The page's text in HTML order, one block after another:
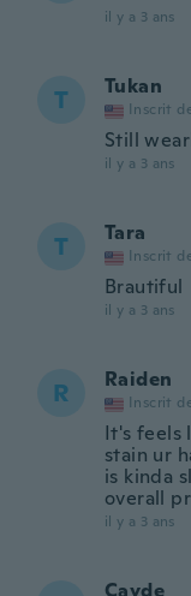
il y a 3 ans
T Tukan
Inscrit
Still
il y a 3 ans
T Tara
Inscrit
Brautiful
il y a 3 ans
R Raiden
Inscrit
It's feels
stain ur
is kinda
overall
il y a 3 ans
Cayde